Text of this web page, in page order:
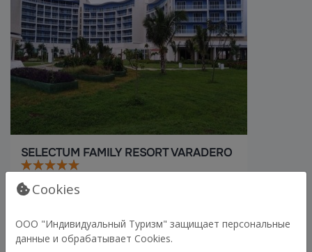
SELECTUM FAMILY RESORT VARADERO
Варадеро
Подробнее
Cookies
ООО "Индивидуальный Туризм" защищает персональные
данные и обрабатывает Cookies.